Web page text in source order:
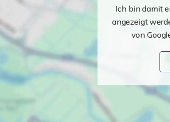
Ich bin damit
angezeigt
von